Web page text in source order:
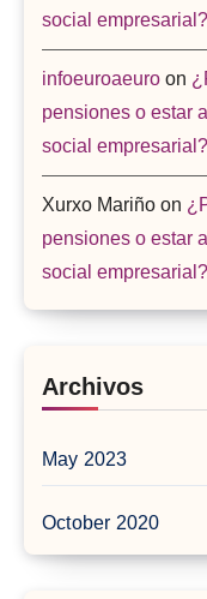
social empresarial?
infoeuroaeuro on
pensiones o estar
social empresarial?
Xurxo Mariño on
pensiones o estar
social empresarial?
Archivos
May 2023
October 2020